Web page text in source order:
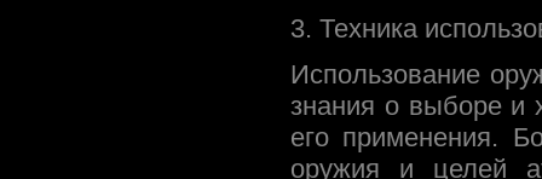
3. Техника
Использование
знания о выборе и
его применения.
оружия и целей